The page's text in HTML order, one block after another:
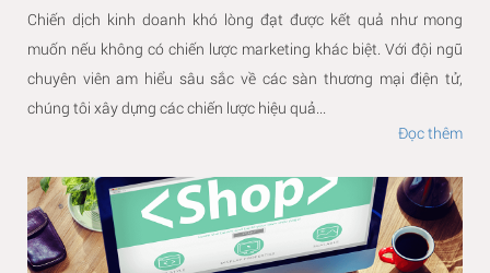
Chiến dịch kinh doanh khó lòng đạt được kết quả như mong
muốn nếu không có chiến lược marketing khác biệt. Với đội ngũ
chuyên viên am hiểu sâu sắc về các sàn thương mại điện tử,
chúng tôi xây dựng các chiến lược hiệu quả...
Đọc thêm